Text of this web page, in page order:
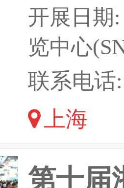
支持单
位：上
会展(集
移动警
备-刑侦
开展日期
览中心
联系电话
上海
第十届